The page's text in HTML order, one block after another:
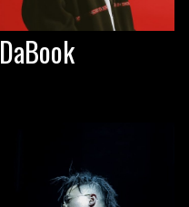
DaBook